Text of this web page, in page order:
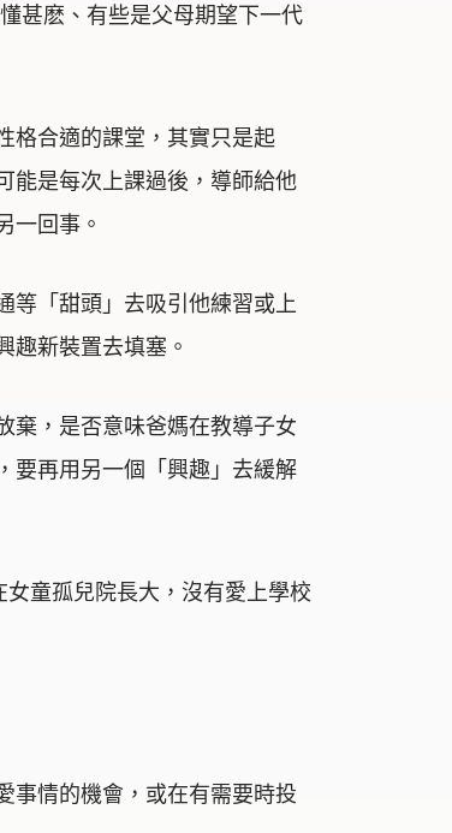
甚麽、有些是父母期望下一代
格合適的課堂，其實只是起
能是每次上課過後，導師給他
一回事。
等「甜頭」去吸引他練習或上
趣新裝置去填塞。
棄，是否意味爸媽在教導子女
要再用另一個「興趣」去緩解
童孤兒院長大，沒有愛上學校
事情的機會，或在有需要時投